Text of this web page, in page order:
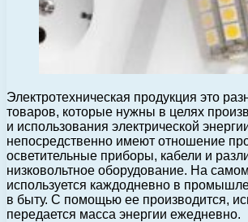
Электротехническая продукция это
товаров, которые нужны в целях
и использования электрической
непосредственно имеют отношение
осветительные приборы, кабели и
низковольтное оборудование. На
используется каждодневно в
в быту. С помощью ее производится,
передается масса энергии ежедневно.